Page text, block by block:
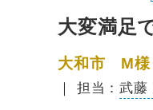
大変満足
大和市 M様
｜ 担当：武藤